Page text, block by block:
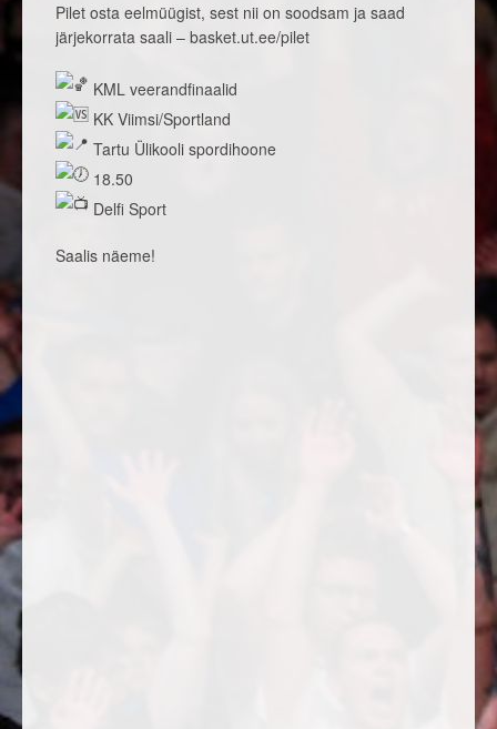
Pilet osta eelmüügist, sest nii on soodsam ja saad
järjekorrata saali – basket.ut.ee/pilet
KML veerandfinaalid
KK Viimsi/Sportland
Tartu Ülikooli spordihoone
18.50
Delfi Sport
Saalis näeme!